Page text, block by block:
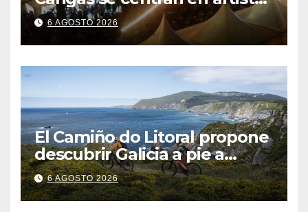
gallegos
6 AGOSTO 2026
El Camiño do Litoral propone
descubrir Galicia a pie a
través de más de 1.300
kilómetros
6 AGOSTO 2026